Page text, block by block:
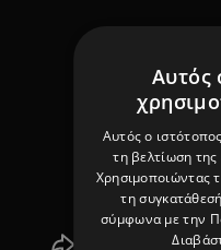
Αυτός
Αυτός ο
τη βελτίωση
Χρησιμοποιώντας
τη
σύμφωνα με την